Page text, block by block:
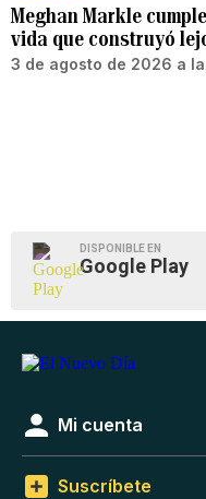
Meghan Markle
vida que construyó
3 de agosto de 2026 a
DISPONIBLE EN
Google Play
Mi cuenta
Suscríbete